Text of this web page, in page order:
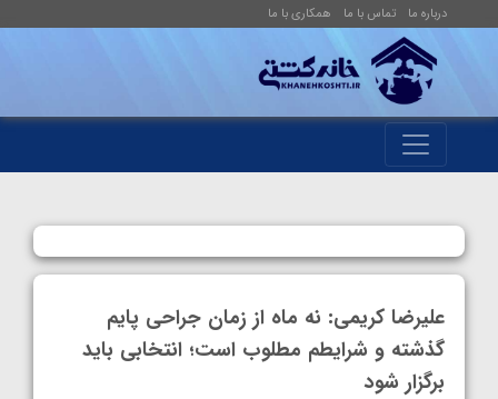
درباره ما تماس با ما همکاری با ما
علیرضا کریمی: نه ماه از زمان جراحی پایم
گذشته و شرایطم مطلوب است؛ انتخابی باید
برگزار شود